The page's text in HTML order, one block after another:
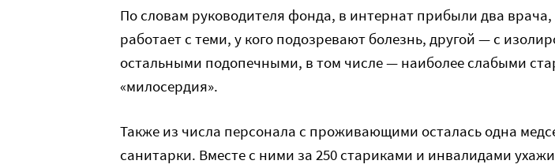
По словам руководителя фонда, в интернат прибыли два
работает с теми, у кого подозревают болезнь, другой — с
остальными подопечными, в том числе — наиболее слабыми
«милосердия».
Также из числа персонала с проживающими осталась одна
санитарки. Вместе с ними за 250 стариками и инвалидами